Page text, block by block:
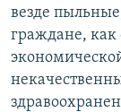
везде
граждане, как